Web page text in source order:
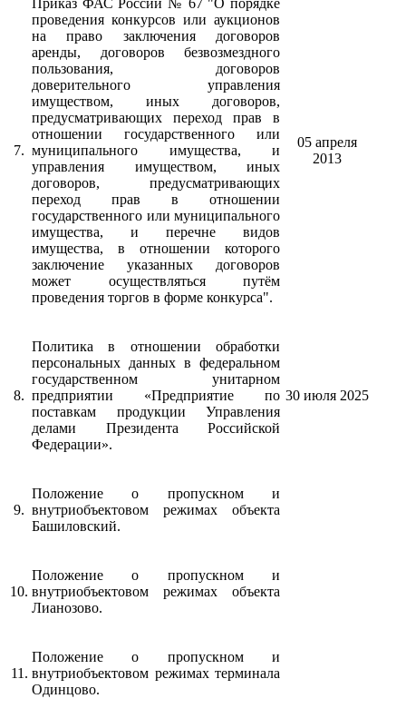
7.
Приказ ФАС России № 67 "О порядке
проведения конкурсов или аукционов
на право заключения договоров
аренды, договоров безвозмездного
пользования, договоров
доверительного управления
имуществом, иных договоров,
предусматривающих переход прав в
отношении государственного или
муниципального имущества, и
управления имуществом, иных
договоров, предусматривающих
переход прав в отношении
государственного или муниципального
имущества, и перечне видов
имущества, в отношении которого
заключение указанных договоров
может осуществляться путём
проведения торгов в форме конкурса".
05 апреля
2013
8.
Политика в отношении обработки
персональных данных в федеральном
государственном унитарном
предприятии «Предприятие по
поставкам продукции Управления
делами Президента Российской
Федерации».
30 июля 2025
9.
Положение о пропускном и
внутриобъектовом режимах объекта
Башиловский.
10.
Положение о пропускном и
внутриобъектовом режимах объекта
Лианозово.
11.
Положение о пропускном и
внутриобъектовом режимах терминала
Одинцово.